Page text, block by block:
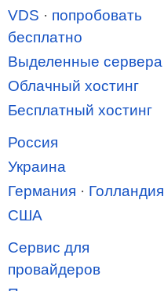
VDS · попробовать
бесплатно
Выделенные сервера
Облачный хостинг
Бесплатный хостинг
Россия
Украина
Германия · Голландия
США
Сервис для
провайдеров